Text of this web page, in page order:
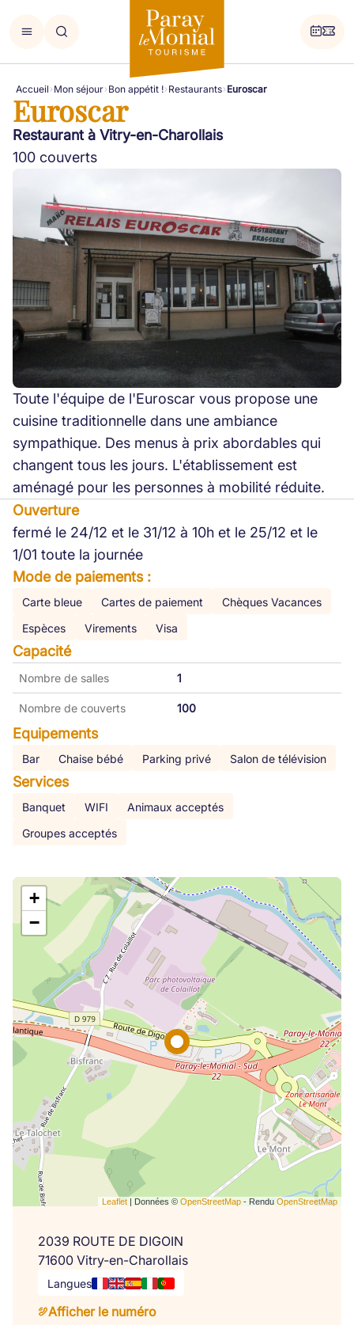
Accueil Mon séjour Bon appétit ! Restaurants Euroscar
Euroscar
Restaurant à Vitry-en-Charollais
100 couverts
Toute l'équipe de l'Euroscar vous propose une
cuisine traditionnelle dans une ambiance
sympathique. Des menus à prix abordables qui
changent tous les jours. L'établissement est
aménagé pour les personnes à mobilité réduite.
Ouverture
fermé le 24/12 et le 31/12 à 10h et le 25/12 et le
1/01 toute la journée
Mode de paiements :
Carte bleue Cartes de paiement
Chèques Vacances
Espèces
Virements Visa
Capacité
Nombre de salles 1
Nombre de couverts 100
Equipements
Bar Chaise bébé Parking privé Salon de télévision
Services
Banquet WIFI
Animaux acceptés
Groupes acceptés
+
−
Leaflet | Données © OpenStreetMap - Rendu OpenStreetMap
2039 ROUTE DE DIGOIN
71600 Vitry-en-Charollais
Langues
Afficher le numéro